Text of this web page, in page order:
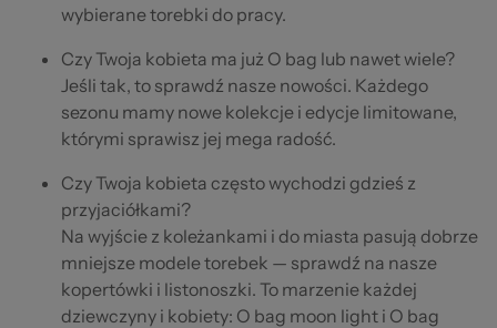
wybierane torebki do pracy.
Czy Twoja kobieta ma już O bag lub nawet wiele?
Jeśli tak, to sprawdź nasze nowości. Każdego
sezonu mamy nowe kolekcje i edycje limitowane,
którymi sprawisz jej mega radość.
Czy Twoja kobieta często wychodzi gdzieś z
przyjaciółkami?
Na wyjście z koleżankami i do miasta pasują dobrze
mniejsze modele torebek — sprawdź na nasze
kopertówki i listonoszki. To marzenie każdej
dziewczyny i kobiety: O bag moon light i O bag